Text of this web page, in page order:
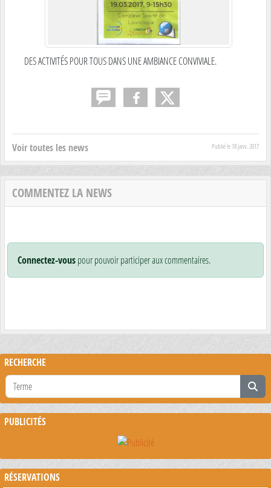
DES ACTIVITÉS POUR TOUS DANS UNE AMBIANCE CONVIVIALE.
Voir toutes les news Publié le 18 janv. 2017
COMMENTEZ LA NEWS
Connectez-vouspour pouvoir participer aux commentaires.
RECHERCHE
PUBLICITÉS
RÉSERVATIONS